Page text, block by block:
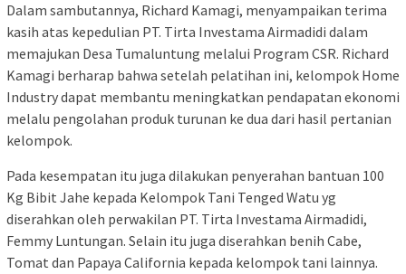
Dalam sambutannya, Richard Kamagi, menyampaikan terima
kasih atas kepedulian PT. Tirta Investama Airmadidi dalam
memajukan Desa Tumaluntung melalui Program CSR. Richard
Kamagi berharap bahwa setelah pelatihan ini, kelompok Home
Industry dapat membantu meningkatkan pendapatan ekonomi
melalu pengolahan produk turunan ke dua dari hasil pertanian
kelompok.
Pada kesempatan itu juga dilakukan penyerahan bantuan 100
Kg Bibit Jahe kepada Kelompok Tani Tenged Watu yg
diserahkan oleh perwakilan PT. Tirta Investama Airmadidi,
Femmy Luntungan. Selain itu juga diserahkan benih Cabe,
Tomat dan Papaya California kepada kelompok tani lainnya.